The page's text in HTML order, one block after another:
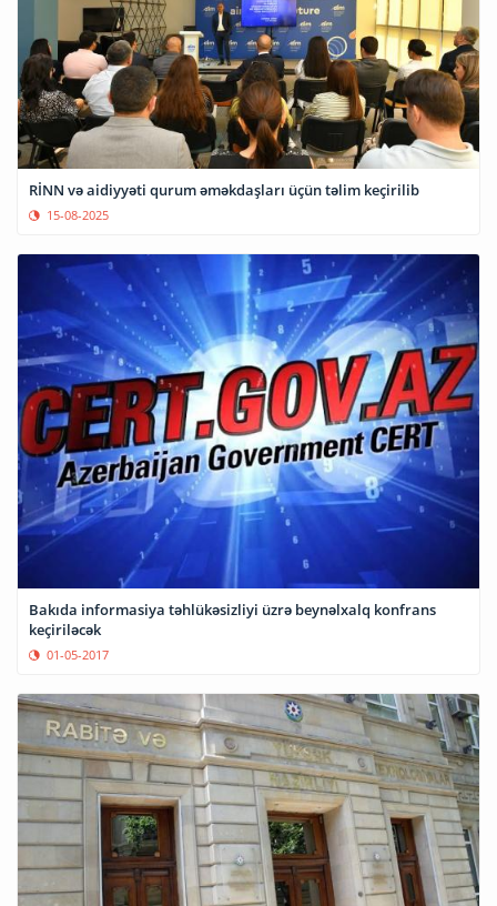
RİNN və aidiyyəti qurum əməkdaşları üçün təlim keçirilib
15-08-2025
Bakıda informasiya təhlükəsizliyi üzrə beynəlxalq konfrans
keçiriləcək
01-05-2017